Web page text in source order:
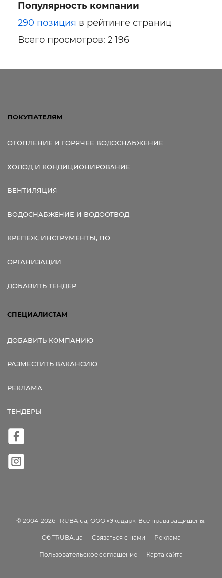
Популярность компании
290 позиция в рейтинге страниц
Всего просмотров: 2 196
ПОКУПАТЕЛЯМ
ОТОПЛЕНИЕ И ГОРЯЧЕЕ ВОДОСНАБЖЕНИЕ
ХОЛОД И КОНДИЦИОНИРОВАНИЕ
ВЕНТИЛЯЦИЯ
ВОДОСНАБЖЕНИЕ И ВОДООТВОД
КРЕПЕЖ, ИНСТРУМЕНТЫ, ПО
ОРГАНИЗАЦИИ
ДОБАВИТЬ ТЕНДЕР
СПЕЦИАЛИСТАМ
ДОБАВИТЬ КОМПАНИЮ
РАЗМЕСТИТЬ ВАКАНСИЮ
РЕКЛАМА
ТЕНДЕРЫ
© 2004-2026 TRUBA.ua, ООО «Экодар». Все права защищены.
Об TRUBA.ua Связаться с нами Реклама
Пользовательское соглашение Карта сайта